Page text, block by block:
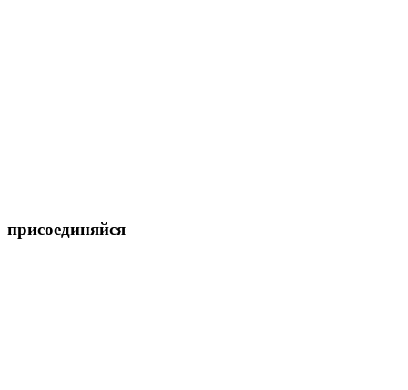
присоединяйся